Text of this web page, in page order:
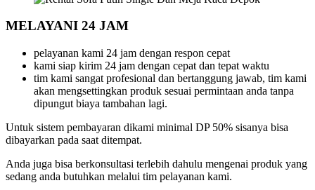
MELAYANI 24 JAM
pelayanan kami 24 jam dengan respon cepat
kami siap kirim 24 jam dengan cepat dan tepat waktu
tim kami sangat profesional dan bertanggung jawab, tim kami
akan mengsettingkan produk sesuai permintaan anda tanpa
dipungut biaya tambahan lagi.
Untuk sistem pembayaran dikami minimal DP 50% sisanya bisa
dibayarkan pada saat ditempat.
Anda juga bisa berkonsultasi terlebih dahulu mengenai produk yang
sedang anda butuhkan melalui tim pelayanan kami.